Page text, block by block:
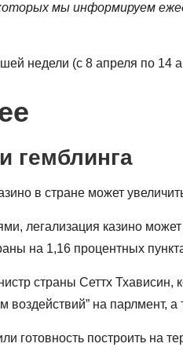
мы информируем
гемблинга
в стране может
легализация казино
на 1,16 процентных
страны Сеттх
на парлмент,
готовность построить на